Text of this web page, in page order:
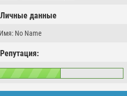
Личные данные
Имя: No Name
Репутация: